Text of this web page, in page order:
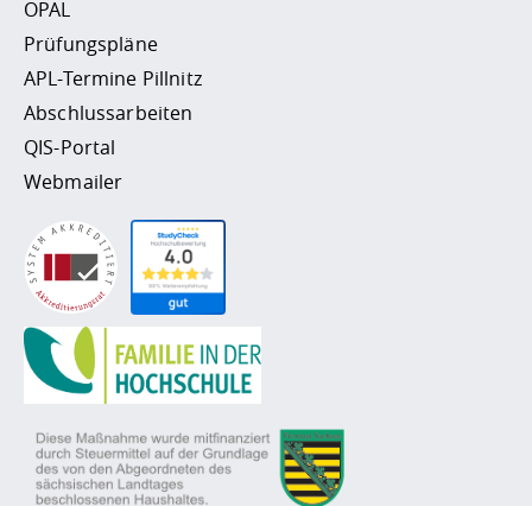
OPAL
Prüfungspläne
APL-Termine Pillnitz
Abschlussarbeiten
QIS-Portal
Webmailer